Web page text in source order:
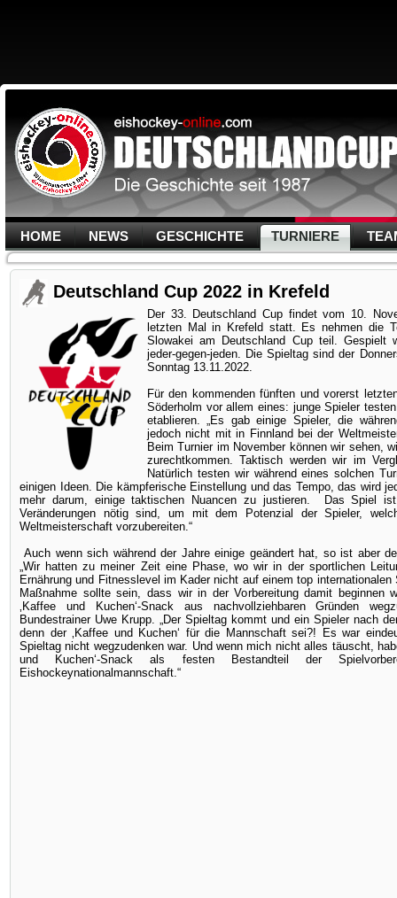
HOME NEWS GESCHICHTE TURNIERE
Deutschland Cup 2022 in Krefeld
Der 33. Deutschland Cup findet vom 10.
letzten Mal in Krefeld statt. Es nehmen die
Slowakei am Deutschland Cup teil. Gespielt
jeder-gegen-jeden. Die Spieltag sind der
Sonntag 13.11.2022.
Für den kommenden fünften und vorerst
Söderholm vor allem eines: junge Spieler
etablieren. „Es gab einige Spieler, die
jedoch nicht mit in Finnland bei der
Beim Turnier im November können wir sehen,
zurechtkommen. Taktisch werden wir im
Natürlich testen wir während eines solchen
einigen Ideen. Die kämpferische Einstellung und das Tempo, das wird
mehr darum, einige taktischen Nuancen zu justieren. Das Spiel
Veränderungen nötig sind, um mit dem Potenzial der Spieler,
Weltmeisterschaft vorzubereiten.“
Auch wenn sich während der Jahre einige geändert hat, so ist aber
„Wir hatten zu meiner Zeit eine Phase, wo wir in der sportlichen
Ernährung und Fitnesslevel im Kader nicht auf einem top
Maßnahme sollte sein, dass wir in der Vorbereitung damit beginnen
‚Kaffee und Kuchen‘-Snack aus nachvollziehbaren Gründen
Bundestrainer Uwe Krupp. „Der Spieltag kommt und ein Spieler nach
denn der ‚Kaffee und Kuchen‘ für die Mannschaft sei?! Es war
Spieltag nicht wegzudenken war. Und wenn mich nicht alles täuscht,
und Kuchen‘-Snack als festen Bestandteil der
Eishockeynationalmannschaft.“